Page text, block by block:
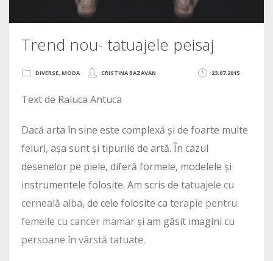
Trend nou- tatuajele peisaj
23.07.2015
DIVERSE, MODA CRISTINA BAZAVAN
Text de Raluca Antuca
Dacă arta în sine este complexă și de foarte multe
feluri, așa sunt și tipurile de artă. În cazul
desenelor pe piele, diferă formele, modelele și
instrumentele folosite. Am scris de tatuajele cu
cerneală alba, de cele folosite ca terapie pentru
femeile cu cancer mamar și am găsit imagini cu
persoane în vârstă tatuate.